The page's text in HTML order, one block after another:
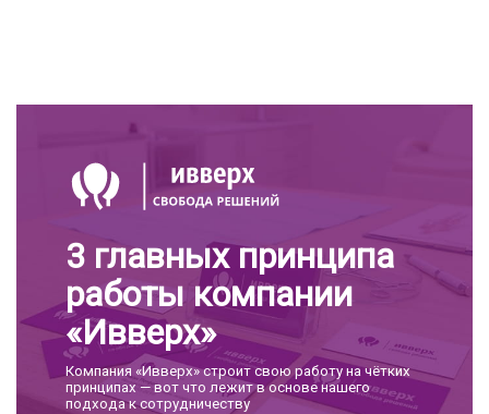
3 главных принципа
работы компании
«Ивверх»
Компания «Ивверх» строит свою работу на чётких
принципах — вот что лежит в основе нашего
подхода к сотрудничеству